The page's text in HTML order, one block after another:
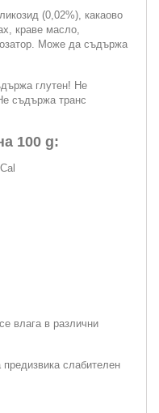
(0,02%), какаово
краве масло,
Може да съдържа
глутен! Не
съдържа транс
100 g:
влага в различни
слабителен